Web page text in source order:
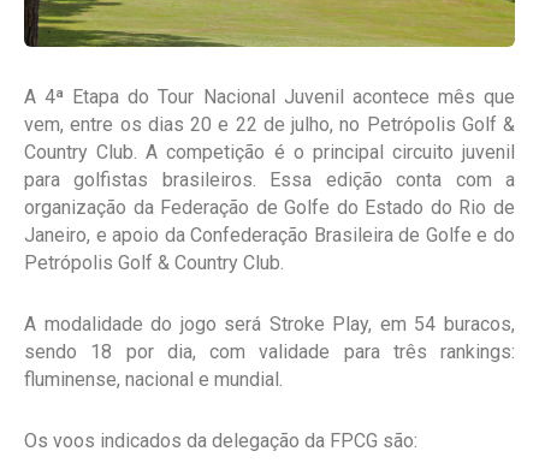
A 4ª Etapa do Tour Nacional Juvenil acontece mês que
vem, entre os dias 20 e 22 de julho, no Petrópolis Golf &
Country Club. A competição é o principal circuito juvenil
para golfistas brasileiros. Essa edição conta com a
organização da Federação de Golfe do Estado do Rio de
Janeiro, e apoio da Confederação Brasileira de Golfe e do
Petrópolis Golf & Country Club.
A modalidade do jogo será Stroke Play, em 54 buracos,
sendo 18 por dia, com validade para três rankings:
fluminense, nacional e mundial.
Os voos indicados da delegação da FPCG são: